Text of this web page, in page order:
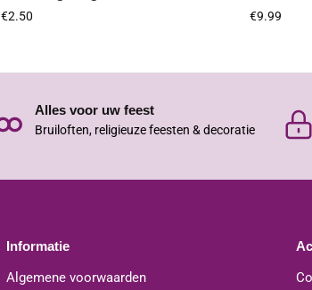
€2.50 €9.99
Alles voor uw feest
Bruiloften, religieuze feesten & decoratie
Informatie
Algemene voorwaarden